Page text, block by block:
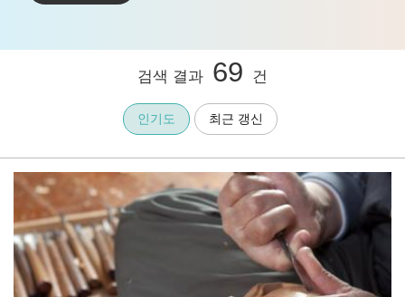
검색 결과 69 건
인기도 최근 갱신